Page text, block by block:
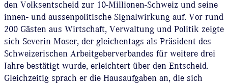
den Volksentscheid zur 10-Millionen-Schweiz und seine
innen- und aussenpolitische Signalwirkung auf. Vor rund
200 Gästen aus Wirtschaft, Verwaltung und Politik zeigte
sich Severin Moser, der gleichentags als Präsident des
Schweizerischen Arbeitgeberverbandes für weitere drei
Jahre bestätigt wurde, erleichtert über den Entscheid.
Gleichzeitig sprach er die Hausaufgaben an, die sich